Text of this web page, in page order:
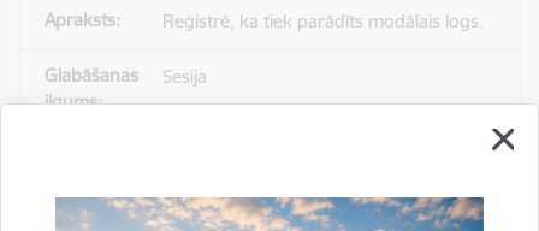
Reģistrē, ka tiek parādīts modālais logs.
Sesija
Statistikas sīkdatnes (nepieciešamas, lai